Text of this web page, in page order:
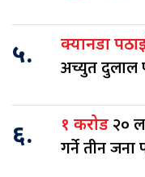
५. क्यानडा
अच्युत दुलाल
६. १ करोड २०
गर्ने तीन जना